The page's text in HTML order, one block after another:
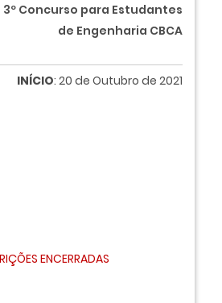
Concurso para Estudantes
de Engenharia CBCA
INÍCIO: 20 de Outubro de 2021
ENCERRADAS